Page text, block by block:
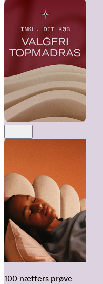
100 nætters prøve